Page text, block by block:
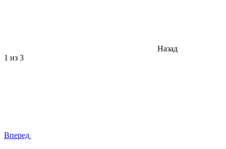
Назад
1 из 3
Вперед